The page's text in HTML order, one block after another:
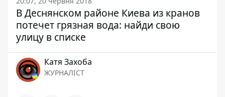
В Деснянском районе Киева из кранов
потечет грязная вода: найди свою
улицу в списке
Катя Захоба
ЖУРНАЛІСТ